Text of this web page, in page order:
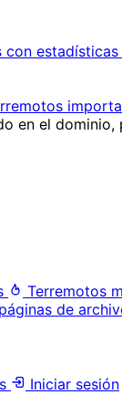
estadísticas
en el
Terremotos
de
Iniciar sesión